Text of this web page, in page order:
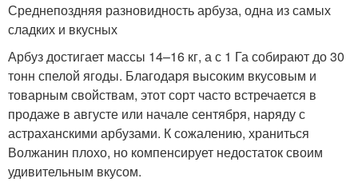
Среднепоздняя разновидность арбуза, одна из самых
сладких и вкусных
Арбуз достигает массы 14–16 кг, а с 1 Га собирают до 30
тонн спелой ягоды. Благодаря высоким вкусовым и
товарным свойствам, этот сорт часто встречается в
продаже в августе или начале сентября, наряду с
астраханскими арбузами. К сожалению, храниться
Волжанин плохо, но компенсирует недостаток своим
удивительным вкусом.